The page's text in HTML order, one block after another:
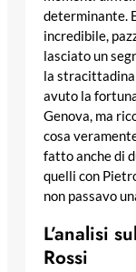
determinante.
incredibile,
lasciato un
la
avuto la
Genova, ma
cosa
fatto anche di
quelli con
non passavo
L’analisi
Rossi